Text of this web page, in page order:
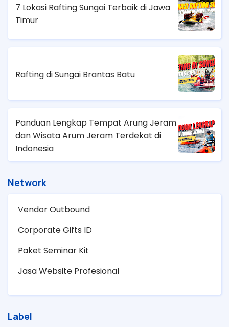
7 Lokasi Rafting Sungai Terbaik di Jawa
Timur
Rafting di Sungai Brantas Batu
Panduan Lengkap Tempat Arung Jeram
dan Wisata Arum Jeram Terdekat di
Indonesia
Network
Vendor Outbound
Corporate Gifts ID
Paket Seminar Kit
Jasa Website Profesional
Label